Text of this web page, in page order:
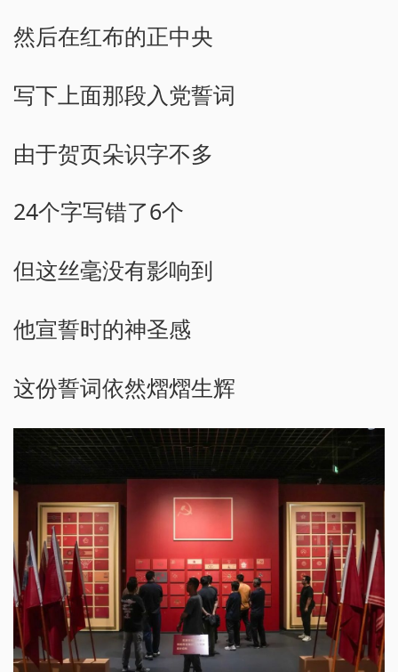
然后在红布的正中央
写下上面那段入党誓词
由于贺页朵识字不多
24个字写错了6个
但这丝毫没有影响到
他宣誓时的神圣感
这份誓词依然熠熠生辉